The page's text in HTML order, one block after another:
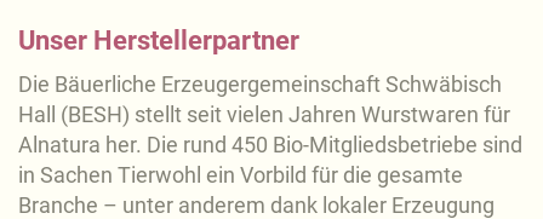
Unser Herstellerpartner
Die Bäuerliche Erzeugergemeinschaft Schwäbisch
Hall (BESH) stellt seit vielen Jahren Wurstwaren für
Alnatura her. Die rund 450 Bio-Mitgliedsbetriebe sind
in Sachen Tierwohl ein Vorbild für die gesamte
Branche – unter anderem dank lokaler Erzeugung